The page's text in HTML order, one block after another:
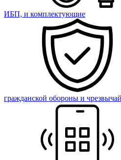
ИБП, и комплектующие
гражданской обороны и